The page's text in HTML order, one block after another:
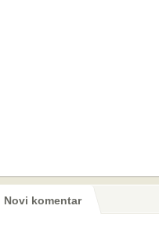
Novi komentar